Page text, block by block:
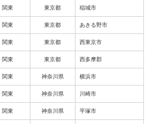
関東 東京都 稲城市
関東 東京都 あきる野市
関東 東京都 西東京市
関東 東京都 西多摩郡
関東 神奈川県 横浜市
関東 神奈川県 川崎市
関東 神奈川県 平塚市